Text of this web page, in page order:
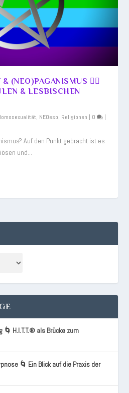
(NEO)PAGANISMUS 🏳️‍🌈
& LESBISCHEN
, NEOeso, Religionen | 0 |
Auf den Punkt gebracht ist es
und...
🌀 H.I.T.T.® als Brücke zum
🌀 Ein Blick auf die Praxis der